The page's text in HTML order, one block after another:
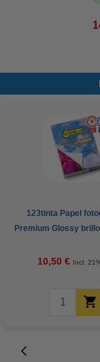
123tinta Papel
Premium Glossy
10,50 € Incl.